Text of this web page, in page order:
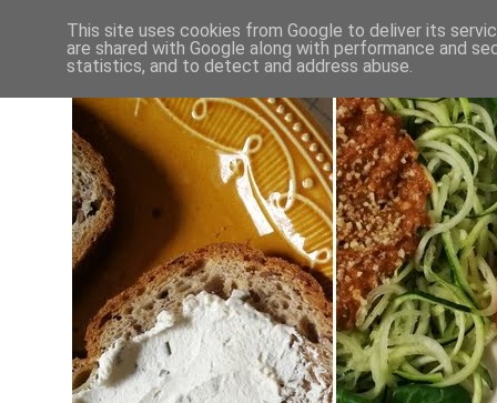
This site uses cookies from Google to deliver its
are shared with Google along with performance and
statistics, and to detect and address abuse.